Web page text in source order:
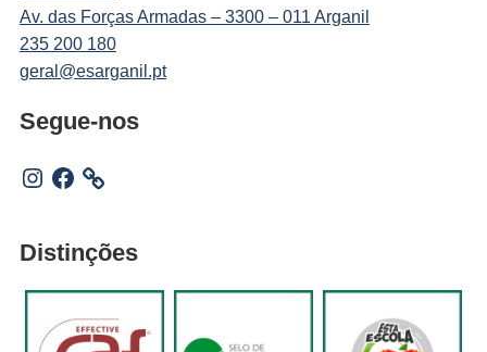
Av. das Forças Armadas – 3300 – 011 Arganil
235 200 180
geral@esarganil.pt
Segue-nos
Instagram
Facebook
Distinções